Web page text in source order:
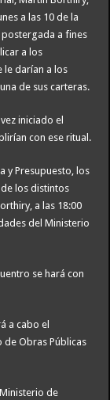
a las 10 de la
a fines
a los
le darían a los
de sus carteras.
iniciado el
con ese ritual.
y Presupuesto, los
los distintos
a las 18:00
del Ministerio
se hará con
a cabo el
de Obras Públicas
de